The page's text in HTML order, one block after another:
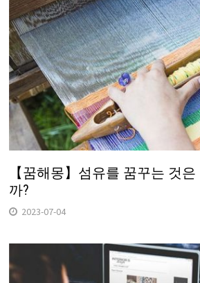
【꿈해몽】섬유를 꿈꾸는 것
까?
2023-07-04